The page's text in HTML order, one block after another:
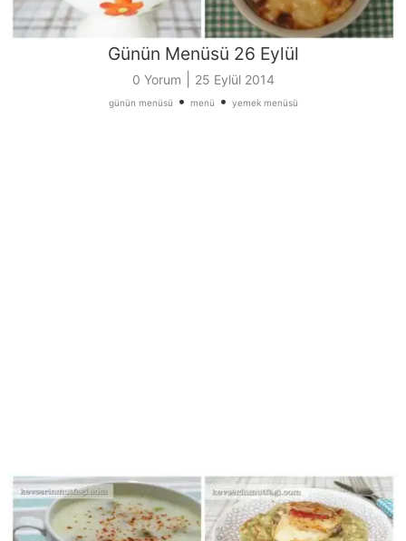
Günün Menüsü 26 Eylül
0 Yorum 25 Eylül 2014
günün menüsü • menü • yemek menüsü